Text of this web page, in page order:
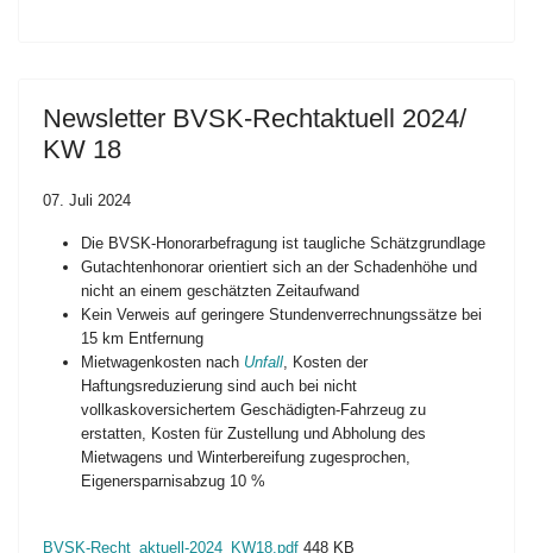
Newsletter BVSK-Rechtaktuell 2024/
KW 18
07. Juli 2024
Die BVSK-Honorarbefragung ist taugliche Schätzgrundlage
Gutachtenhonorar orientiert sich an der Schadenhöhe und
nicht an einem geschätzten Zeitaufwand
Kein Verweis auf geringere Stundenverrechnungssätze bei
15 km Entfernung
Mietwagenkosten nach Unfall, Kosten der
Haftungsreduzierung sind auch bei nicht
vollkaskoversichertem Geschädigten-Fahrzeug zu
erstatten, Kosten für Zustellung und Abholung des
Mietwagens und Winterbereifung zugesprochen,
Eigenersparnisabzug 10 %
BVSK-Recht_aktuell-2024_KW18.pdf 448 KB